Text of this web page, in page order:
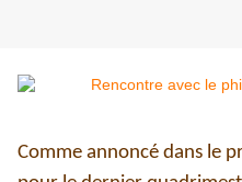
Comme annoncé dans le